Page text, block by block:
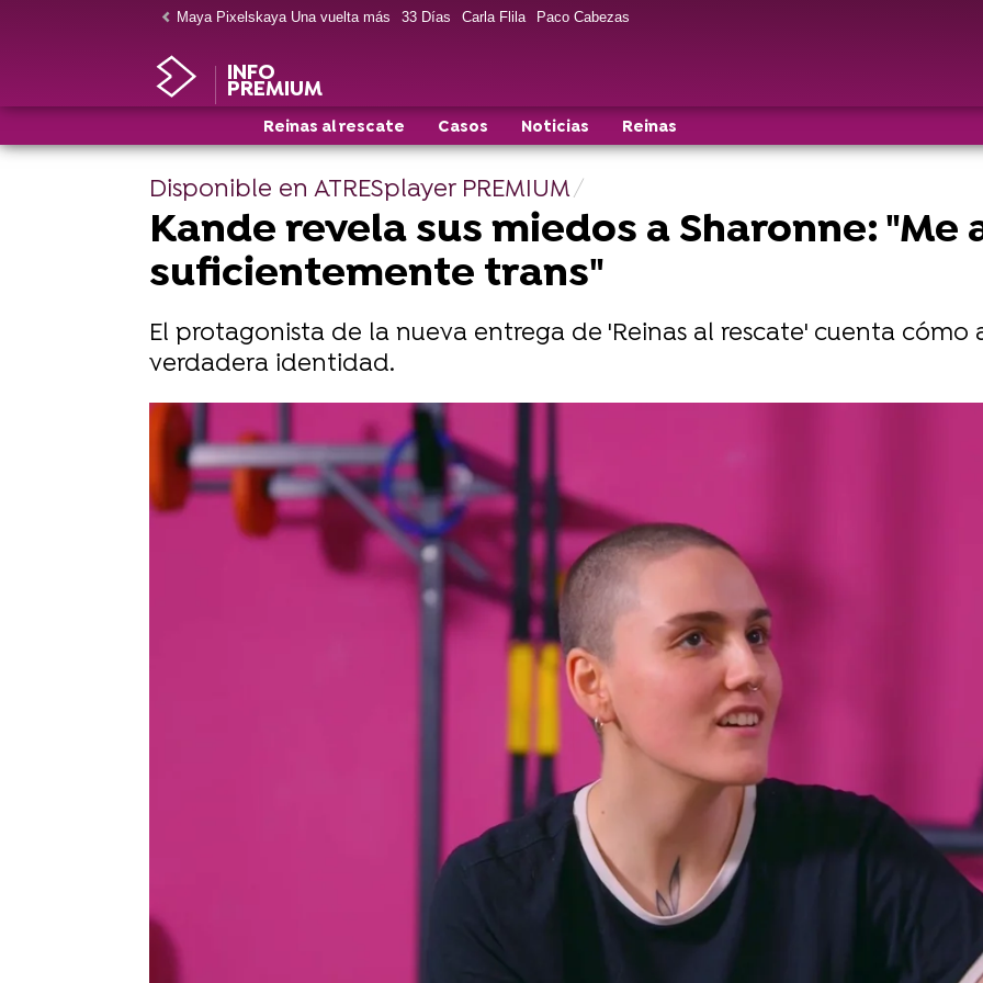
Maya Pixelskaya Una vuelta más 33 Días Carla Flila Paco Cabezas
INFO
PREMIUM
Reinas al rescate Casos Noticias Reinas
Disponible en ATRESplayer PREMIUM
Kande revela sus miedos a Sharonne:
suficientemente trans"
El protagonista de la nueva entrega de 'Reinas al rescate' cuenta cómo
verdadera identidad.
Whatsapp
FacebookTwitter
, protagonista del quinto capítulo de 'Reinas al rescate',
el proceso que le llevó a descubrir que era un
chico trans: 'Sabía que no era mujer, pero no quería abrir ese melón'.